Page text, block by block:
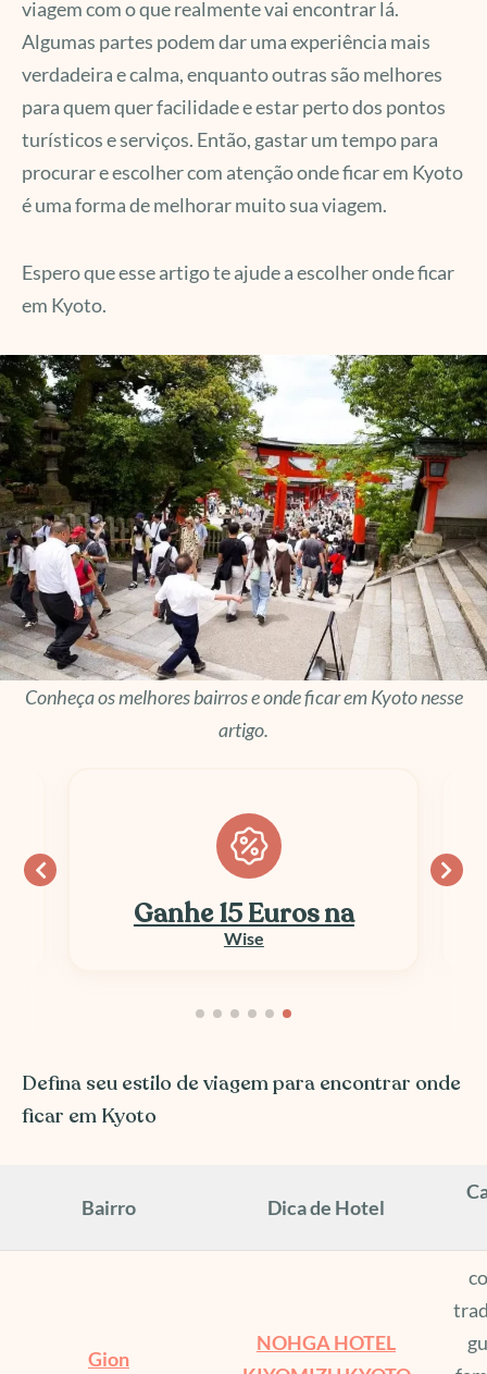
viagem com o que realmente vai encontrar lá.
Algumas partes podem dar uma experiência mais
verdadeira e calma, enquanto outras são melhores
para quem quer facilidade e estar perto dos pontos
turísticos e serviços. Então, gastar um tempo para
procurar e escolher com atenção onde ficar em Kyoto
é uma forma de melhorar muito sua viagem.
Espero que esse artigo te ajude a escolher onde ficar
em Kyoto.
Conheça os melhores bairros e onde ficar em Kyoto nesse
artigo.
Ganhe 15 Euros na
Wise
Defina seu estilo de viagem para encontrar onde
ficar em Kyoto
Bairro Dica de Hotel
Gion
NOHGA HOTEL